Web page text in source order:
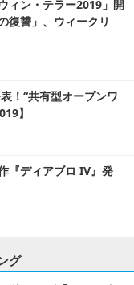
ィン・テラー2019」開
復讐」、ウィークリ
！“共有型オープンワ
】
『ディアブロ IV』発
グ